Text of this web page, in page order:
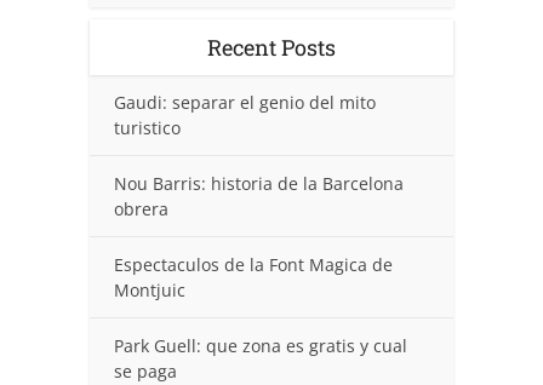
Recent Posts
Gaudi: separar el genio del mito
turistico
Nou Barris: historia de la Barcelona
obrera
Espectaculos de la Font Magica de
Montjuic
Park Guell: que zona es gratis y cual
se paga